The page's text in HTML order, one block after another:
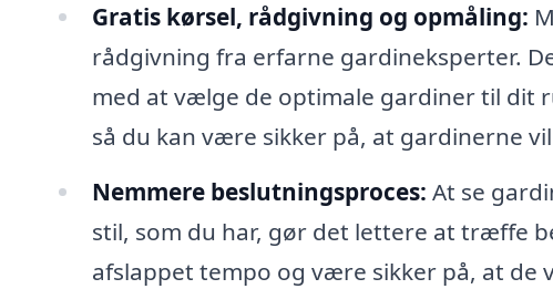
Gratis kørsel, rådgivning og opmåling:
rådgivning fra erfarne gardineksperter.
med at vælge de optimale gardiner til dit
så du kan være sikker på, at gardinerne
Nemmere beslutningsproces: At se
stil, som du har, gør det lettere at træffe
afslappet tempo og være sikker på, at